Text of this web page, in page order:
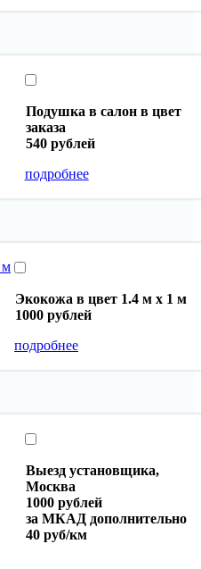
Подушка в салон в цвет
заказа
540 рублей
подробнее
Экокожа в цвет 1.4 м х 1 м
1000 рублей
подробнее
Выезд установщика,
Москва
1000 рублей
за МКАД дополнительно
40 руб/км